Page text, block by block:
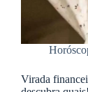
Virada